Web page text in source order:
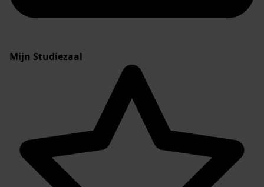
Mijn Studiezaal